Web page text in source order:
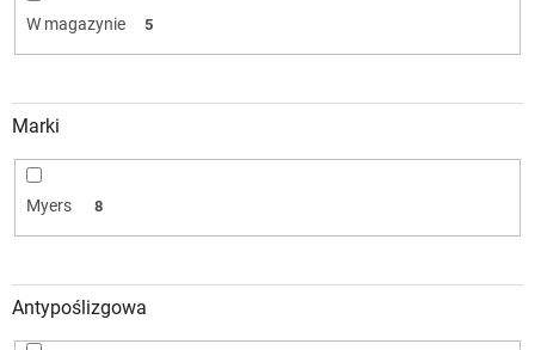
d
k
t
ó
w
W magazynie 5
Marki
Myers 8
Antypoślizgowa